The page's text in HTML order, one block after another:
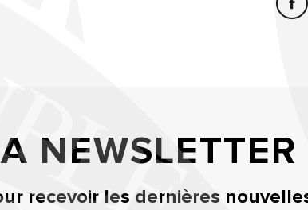
NEWSLETTER
recevoir les dernières